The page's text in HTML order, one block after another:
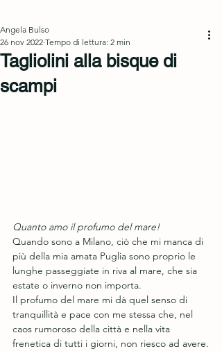
Tagliolini alla bisque di
scampi
Angela Bulso
26 nov 2022 Tempo di lettura: 2 min
Quanto amo il profumo del mare!
Quando sono a Milano, ciò che mi manca di
più della mia amata Puglia sono proprio le
lunghe passeggiate in riva al mare, che sia
estate o inverno non importa.
Il profumo del mare mi dà quel senso di
tranquillità e pace con me stessa che, nel
caos rumoroso della città e nella vita
frenetica di tutti i giorni, non riesco ad avere.